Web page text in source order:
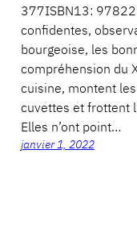
377ISBN13:
confidentes,
bourgeoise, les
compréhension du
cuisine, montent
cuvettes et frottent
Elles n’ont point…
janvier 1, 2022